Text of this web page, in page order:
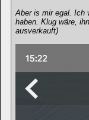
Aber is mir egal. Ich
haben. Klug wäre,
ausverkauft)